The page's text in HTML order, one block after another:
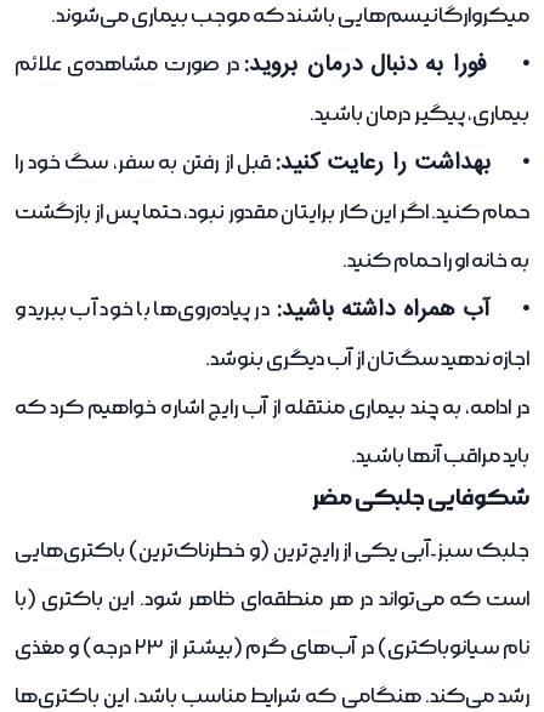
میکروارگانیسم‌هایی باشند که موجب بیماری می‌شوند.
• فورا به دنبال درمان بروید: در صورت مشاهده‌ی علائم
بیماری، پیگیر درمان باشید.
• بهداشت را رعایت کنید: قبل از رفتن به سفر، سگ خود را
حمام کنید. اگر این کار برایتان مقدور نبود، حتما پس از بازگشت
به خانه او را حمام کنید.
• آب همراه داشته باشید: در پیاده‌روی‌ها با خود آب ببرید و
اجازه ندهید سگ‌تان از آب دیگری بنوشد.
در ادامه، به چند بیماری منتقله از آب رایج اشاره خواهیم کرد که
باید مراقب آنها باشید.
شکوفایی جلبکی مضر
جلبک سبز-آبی یکی از رایج‌ترین (و خطرناک‌ترین) باکتری‌هایی
است که می‌تواند در هر منطقه‌ای ظاهر شود. این باکتری (با
نام سیانوباکتری) در آب‌های گرم (بیشتر از 23 درجه) و مغذی
رشد می‌کند. هنگامی که شرایط مناسب باشد، این باکتری‌ها